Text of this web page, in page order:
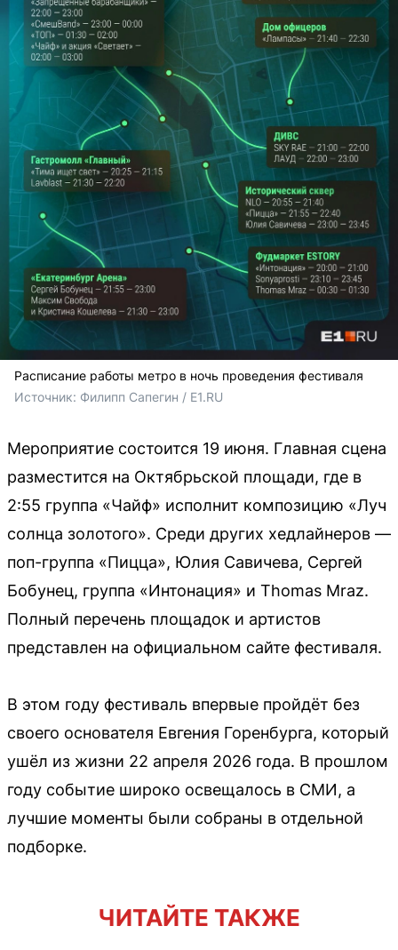
Расписание работы метро в ночь проведения фестиваля
Источник: Филипп Сапегин / E1.RU
Мероприятие состоится 19 июня. Главная сцена
разместится на Октябрьской площади, где в
2:55 группа «Чайф» исполнит композицию «Луч
солнца золотого». Среди других хедлайнеров —
поп-группа «Пицца», Юлия Савичева, Сергей
Бобунец, группа «Интонация» и Thomas Mraz.
Полный перечень площадок и артистов
представлен на официальном сайте фестиваля.
В этом году фестиваль впервые пройдёт без
своего основателя Евгения Горенбурга, который
ушёл из жизни 22 апреля 2026 года. В прошлом
году событие широко освещалось в СМИ, а
лучшие моменты были собраны в отдельной
подборке.
ЧИТАЙТЕ ТАКЖЕ